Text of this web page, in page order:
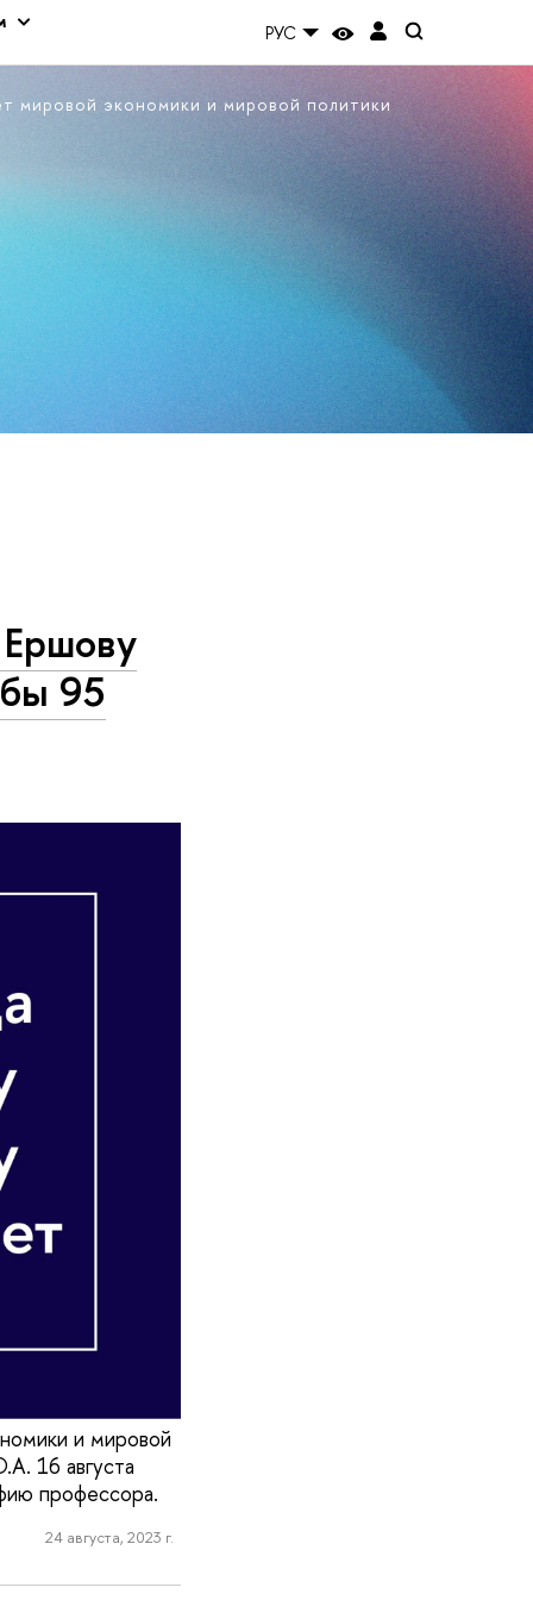
РУС
мировой экономики и мировой политики
95
и мировой
16 августа
профессора.
24 августа, 2023 г.